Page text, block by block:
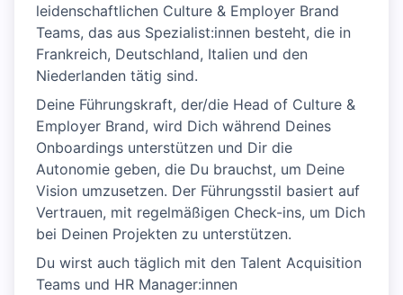
leidenschaftlichen Culture & Employer Brand
Teams, das aus Spezialist:innen besteht, die in
Frankreich, Deutschland, Italien und den
Niederlanden tätig sind.
Deine Führungskraft, der/die Head of Culture &
Employer Brand, wird Dich während Deines
Onboardings unterstützen und Dir die
Autonomie geben, die Du brauchst, um Deine
Vision umzusetzen. Der Führungsstil basiert auf
Vertrauen, mit regelmäßigen Check-ins, um Dich
bei Deinen Projekten zu unterstützen.
Du wirst auch täglich mit den Talent Acquisition
Teams und HR Manager:innen